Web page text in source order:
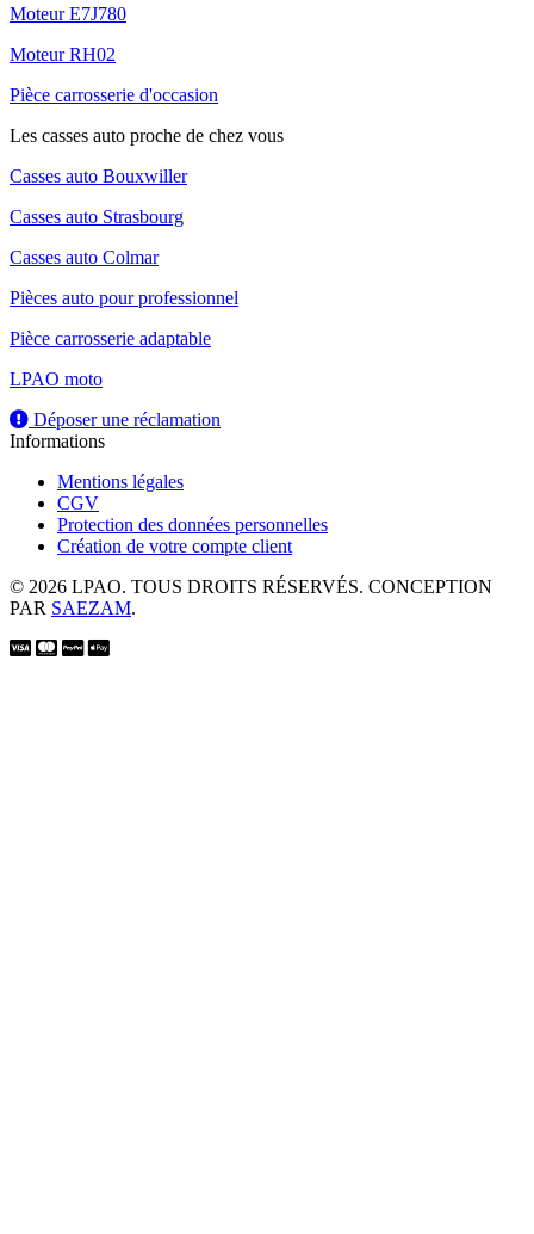
Moteur E7J780
Moteur RH02
Pièce carrosserie d'occasion
Les casses auto proche de chez vous
Casses auto Bouxwiller
Casses auto Strasbourg
Casses auto Colmar
Pièces auto pour professionnel
Pièce carrosserie adaptable
LPAO moto
Déposer une réclamation
Informations
Mentions légales
CGV
Protection des données personnelles
Création de votre compte client
© 2026 LPAO. TOUS DROITS RÉSERVÉS. CONCEPTION
PAR SAEZAM.